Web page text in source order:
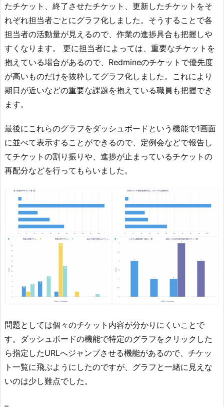
たチケット、終了させたチケット、更新したチケットをそ
れぞれ担当者ごとにグラフ化しました。そうすることで各
担当者の活動量が見えるので、作業の進捗具合も把握しや
すくなります。 更に担当者によっては、重要なチケットを
抱えている場合があるので、Redmineのチケットで優先度
が高いものだけを抜粋してグラフ化しました。これにより
期日が近いなどの重要な課題を抱えている職員も把握でき
ます。
最後にこれらのグラフをダッシュボードという機能で1画面
に並べて表示することができるので、定例会などで報告し
てチケットの割り振りや、進捗が止まっているチケットの
再配分などを行ってもらいました。
問題としては個々のチケット内容が分かりにくいことで
す。ダッシュボードの機能で特定のグラフをクリックした
ら指定したURLへジャンプさせる機能があるので、チケッ
ト一覧に飛ぶようにしたのですが、グラフと一緒に見えな
いのは少し難点でした。